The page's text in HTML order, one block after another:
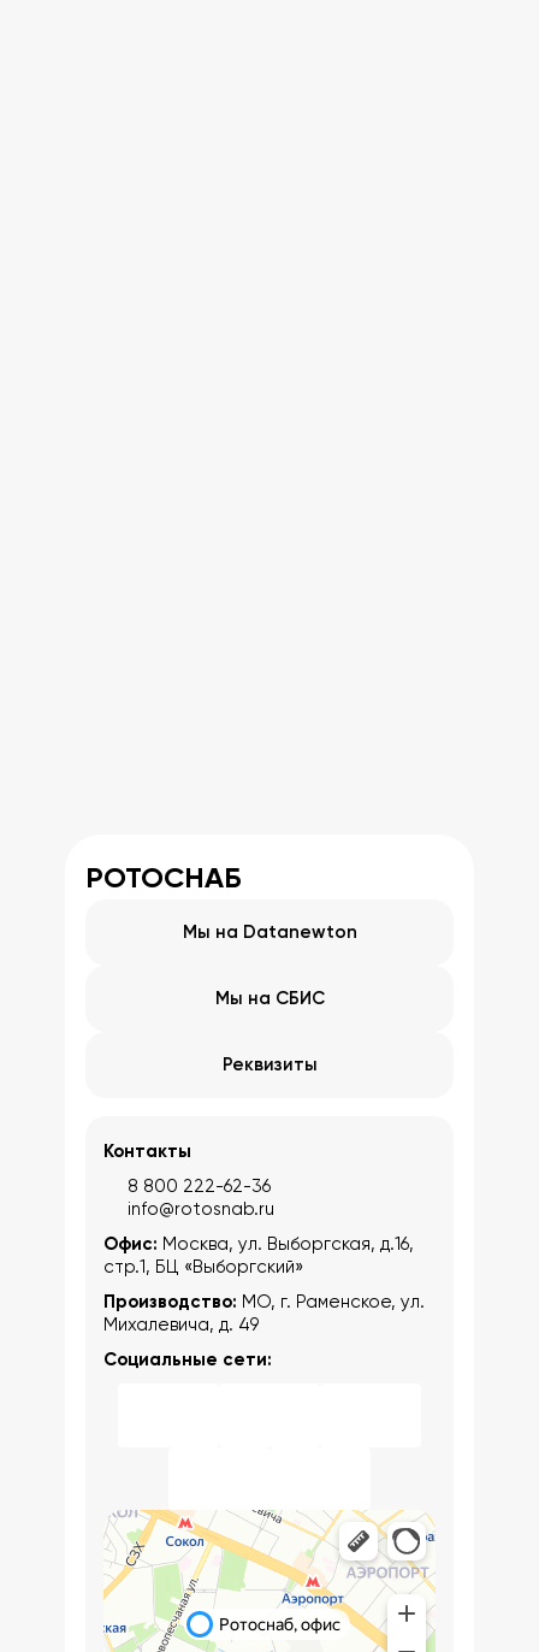
РОТОСНАБ
Мы на Datanewton
Мы на СБИС
Реквизиты
Контакты
8 800 222-62-36
info@rotosnab.ru
Офис: Москва, ул. Выборгская, д.16,
стр.1, БЦ «Выборгский»
Производство: МО, г. Раменское, ул.
Михалевича, д. 49
Социальные сети: